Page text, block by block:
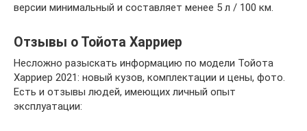
версии минимальный и составляет менее 5 л / 100 км.
Отзывы о Тойота Харриер
Несложно разыскать информацию по модели Тойота
Харриер 2021: новый кузов, комплектации и цены, фото.
Есть и отзывы людей, имеющих личный опыт
эксплуатации: